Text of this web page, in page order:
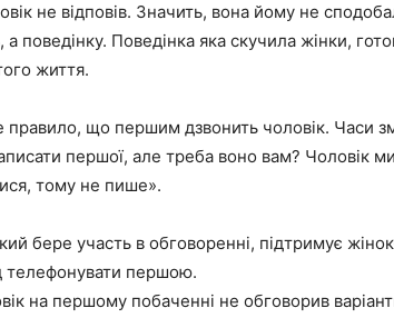
не відповів. Значить, вона йому не
а поведінку. Поведінка яка скучила жінки,
життя.
що першим дзвонить чоловік. Часи
першої, але треба воно вам? Чоловік
тому не пише».
бере участь в обговоренні, підтримує
телефонувати першою.
на першому побаченні не обговорив